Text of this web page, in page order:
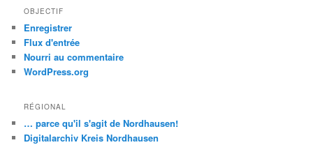
OBJECTIF
Enregistrer
Flux d'entrée
Nourri au commentaire
WordPress.org
RÉGIONAL
… parce qu'il s'agit de Nordhausen!
Digitalarchiv Kreis Nordhausen